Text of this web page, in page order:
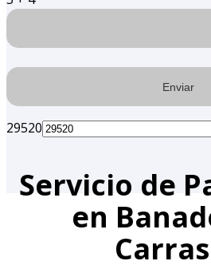
29520
Servicio de
en